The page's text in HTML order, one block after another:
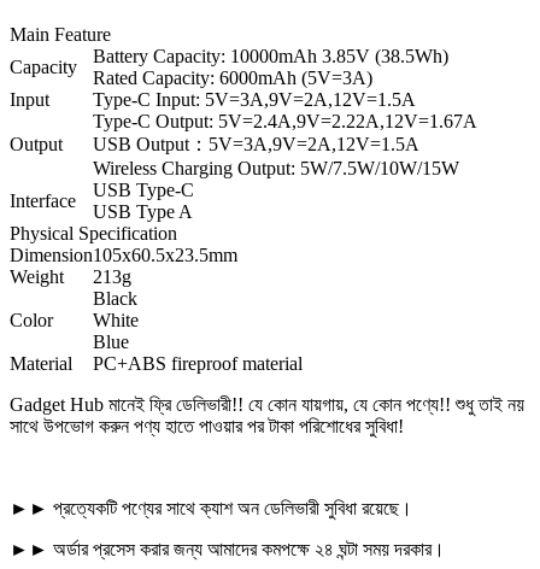
Main Feature
Capacity
Battery Capacity: 10000mAh 3.85V (38.5Wh)
Rated Capacity: 6000mAh (5V=3A)
Input
Type-C Input: 5V=3A,9V=2A,12V=1.5A
Output
Type-C Output: 5V=2.4A,9V=2.22A,12V=1.67A
USB Output：5V=3A,9V=2A,12V=1.5A
Wireless Charging Output: 5W/7.5W/10W/15W
Interface
USB Type-C
USB Type A
Physical Specification
Dimension105x60.5x23.5mm
Weight
213g
Color
Black
White
Blue
Material
PC+ABS fireproof material
Gadget Hub মানেই ফ্রি ডেলিভারী!! যে কোন যায়গায়, যে কোন পণ্যে!! শুধু তাই নয়
সাথে উপভোগ করুন পণ্য হাতে পাওয়ার পর টাকা পরিশোধের সুবিধা!
►► প্রত্যেকটি পণ্যের সাথে ক্যাশ অন ডেলিভারী সুবিধা রয়েছে।
►► অর্ডার প্রসেস করার জন্য আমাদের কমপক্ষে ২৪ ঘন্টা সময় দরকার।